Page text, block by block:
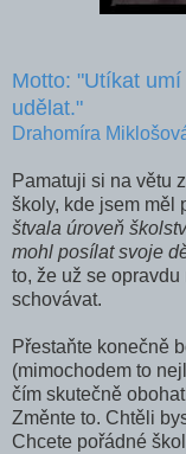
Motto: "Utíkat
udělat."
Drahomíra
Pamatuji si na větu
školy, kde jsem měl
štvala úroveň
mohl posílat svoje
to, že už se
schovávat.
Přestaňte konečně
(mimochodem to
čím skutečně
Změnte to. Chtěli
Chcete pořádné